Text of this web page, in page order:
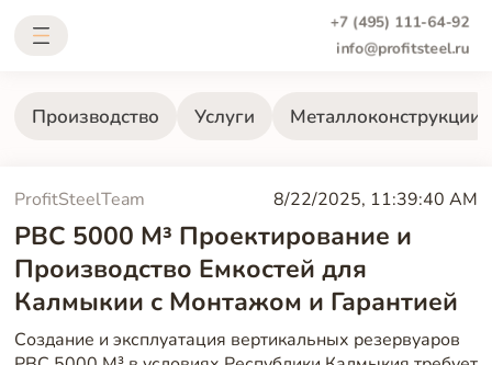
+7 (495) 111-64-92
info@profitsteel.ru
Производство Услуги Металлоконструкции
ProfitSteelTeam 8/22/2025, 11:39:40 AM
РВС 5000 М³ Проектирование и
Производство Емкостей для
Калмыкии с Монтажом и Гарантией
Создание и эксплуатация вертикальных резервуаров